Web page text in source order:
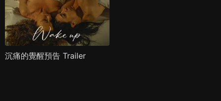
沉痛的覺醒預告 Trailer